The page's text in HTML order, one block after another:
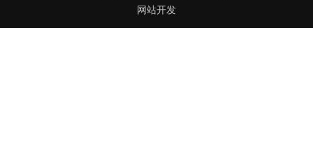
没帐号？ 注册一个
网站开发